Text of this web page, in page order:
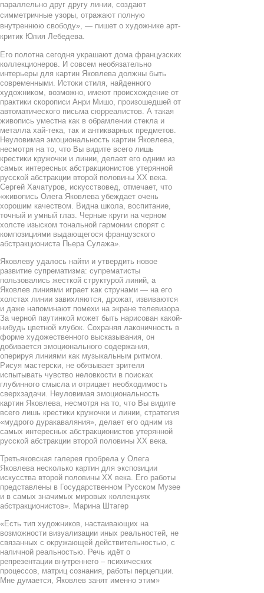
параллельно друг другу линии, создают
симметричные узоры, отражают полную
внутреннюю свободу», — пишет о художнике арт-
критик Юлия Лебедева.
Его полотна сегодня украшают дома французских
коллекционеров. И совсем необязательно
интерьеры для картин Яковлева должны быть
современными. Истоки стиля, найденного
художником, возможно, имеют происхождение от
практики скорописи Анри Мишо, произошедшей от
автоматического письма сюрреалистов. А такая
живопись уместна как в обрамлении стекла и
металла хай-тека, так и антикварных предметов.
Неуловимая эмоциональность картин Яковлева,
несмотря на то, что Вы видите всего лишь
крестики кружочки и линии, делает его одним из
самых интересных абстракционистов утерянной
русской абстракции второй половины XX века.
Сергей Хачатуров, искусствовед, отмечает, что
«живопись Олега Яковлева убеждает очень
хорошим качеством. Видна школа, воспитание,
точный и умный глаз. Черные круги на черном
холсте изыском тональной гармонии спорят с
композициями выдающегося французского
абстракциониста Пьера Сулажа».
Яковлеву удалось найти и утвердить новое
развитие супрематизма: супрематисты
пользовались жесткой структурой линий, а
Яковлев линиями играет как струнами — на его
холстах линии завихляются, дрожат, извиваются
и даже напоминают помехи на экране телевизора.
За черной паутинкой может быть нарисован какой-
нибудь цветной клубок. Сохраняя лаконичность в
форме художественного высказывания, он
добивается эмоционального содержания,
оперируя линиями как музыкальным ритмом.
Рисуя мастерски, не обязывает зрителя
испытывать чувство неловкости в поисках
глубинного смысла и отрицает необходимость
сверхзадачи. Неуловимая эмоциональность
картин Яковлева, несмотря на то, что Вы видите
всего лишь крестики кружочки и линии, стратегия
«мудрого дуракаваляния», делает его одним из
самых интересных абстракционистов утерянной
русской абстракции второй половины XX века.
Третьяковская галерея пробрела у Олега
Яковлева несколько картин для экспозиции
искусства второй половины ХХ века. Его работы
представлены в Государственном Русском Музее
и в самых значимых мировых коллекциях
абстракционистов». Марина Штагер
«Есть тип художников, настаивающих на
возможности визуализации иных реальностей, не
связанных с окружающей действительностью, с
наличной реальностью. Речь идёт о
репрезентации внутреннего – психических
процессов, матриц сознания, работы перцепции.
Мне думается, Яковлев занят именно этим»